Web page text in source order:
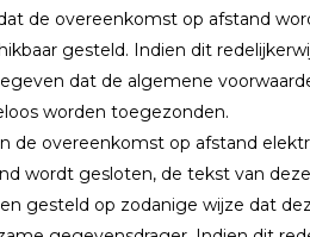
de overeenkomst op afstand
gesteld. Indien dit
dat de algemene
worden toegezonden.
de overeenkomst op afstand
wordt gesloten, de tekst van
gesteld op zodanige wijze dat